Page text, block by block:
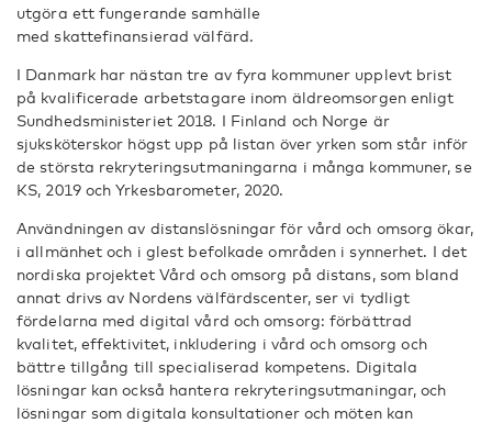
utgöra ett fungerande samhälle
med skattefinansierad välfärd.
I Danmark har nästan tre av fyra kommuner upplevt brist
på kvalificerade arbetstagare inom äldreomsorgen enligt
Sundhedsministeriet 2018. I Finland och Norge är
sjuksköterskor högst upp på listan över yrken som står inför
de största rekryteringsutmaningarna i många kommuner, se
KS, 2019 och Yrkesbarometer, 2020.
Användningen av distanslösningar för vård och omsorg ökar,
i allmänhet och i glest befolkade områden i synnerhet. I det
nordiska projektet Vård och omsorg på distans, som bland
annat drivs av Nordens välfärdscenter, ser vi tydligt
fördelarna med digital vård och omsorg: förbättrad
kvalitet, effektivitet, inkludering i vård och omsorg och
bättre tillgång till specialiserad kompetens. Digitala
lösningar kan också hantera rekryteringsutmaningar, och
lösningar som digitala konsultationer och möten kan